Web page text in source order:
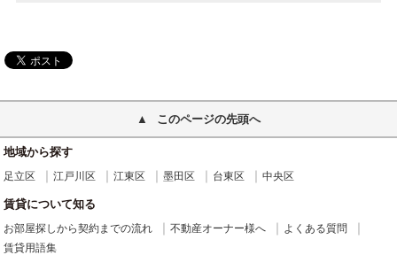
このページの先頭へ
地域から探す
足立区 江戸川区 江東区 墨田区 台東区 中央区
賃貸について知る
お部屋探しから契約までの流れ 不動産オーナー様へ
よくある質問
賃貸用語集